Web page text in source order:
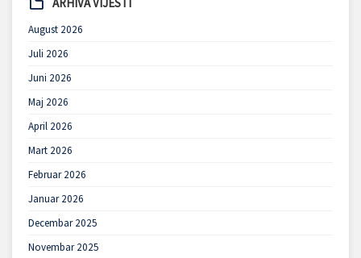
August 2026
Juli 2026
Juni 2026
Maj 2026
April 2026
Mart 2026
Februar 2026
Januar 2026
Decembar 2025
Novembar 2025